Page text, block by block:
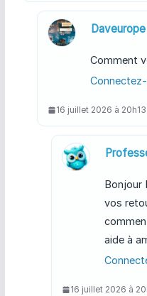
Daveurope
Comment
16 juillet 2026 à 20h13
Bonjour
vos
aide à
16 juillet 2026 à